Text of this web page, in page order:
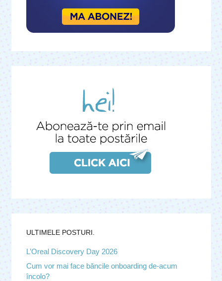
ULTIMELE POSTURI.
L’Oreal Discovery Day 2026
Cum vor mai face băncile onboarding de-acum
încolo?